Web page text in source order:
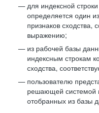
для индексной
определяется один
признаков сходства,
выражению;
из рабочей базы
индексным строкам
сходства,
пользователю
решающей системой
отобранных из базы